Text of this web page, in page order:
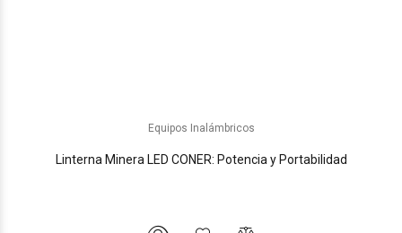
Equipos Inalámbricos
Linterna Minera LED CONER: Potencia y Portabilidad